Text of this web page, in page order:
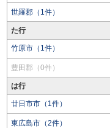
世羅郡（1件）
た行
竹原市（1件）
豊田郡（0件）
は行
廿日市市（1件）
東広島市（2件）